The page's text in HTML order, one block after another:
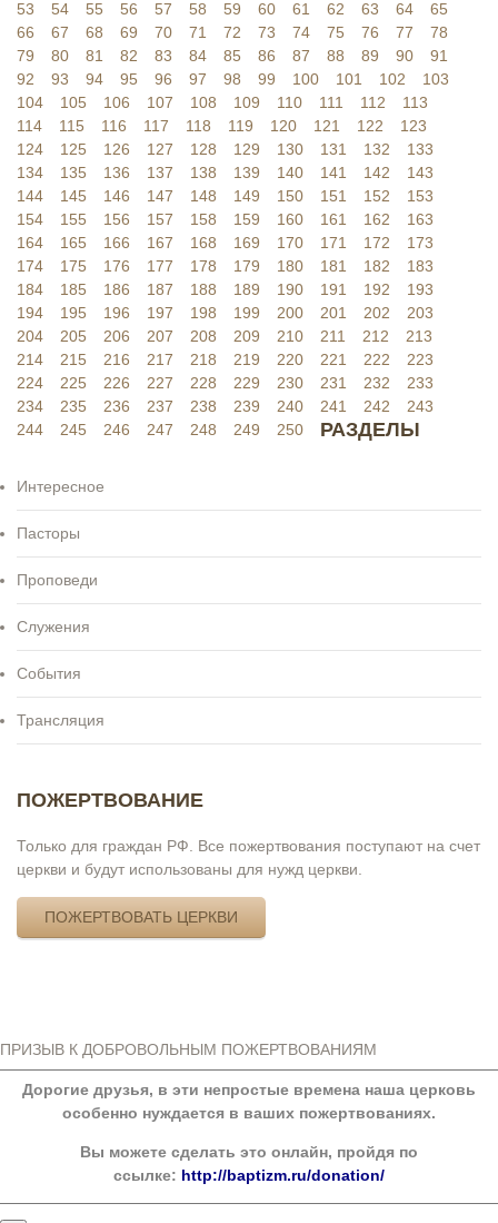
53 54 55 56 57 58 59 60 61 62 63 64
65
66
67 68 69 70 71 72 73 74 75 76 77
78
79
80 81 82 83 84 85 86 87 88 89 90
91
92
93 94 95 96 97 98 99 100 101 102
103
104
105 106 107 108 109 110 111 112
113
114
115 116 117 118 119 120 121 122
123
124
125 126 127 128 129 130 131 132
133
134
135 136 137 138 139 140 141 142
143
144
145 146 147 148 149 150 151 152
153
154
155 156 157 158 159 160 161 162
163
164
165 166 167 168 169 170 171 172
173
174
175 176 177 178 179 180 181 182
183
184
185 186 187 188 189 190 191 192
193
194
195 196 197 198 199 200 201 202
203
204
205 206 207 208 209 210 211 212
213
214
215 216 217 218 219 220 221 222
223
224
225 226 227 228 229 230 231 232
233
234
235 236 237 238 239 240 241 242
243
244
245 246 247 248 249 250 РАЗДЕЛЫ
Интересное
Пасторы
Проповеди
Служения
События
Трансляция
ПОЖЕРТВОВАНИЕ
Только для граждан РФ. Все пожертвования поступают на счет
церкви и будут использованы для нужд церкви.
ПОЖЕРТВОВАТЬ ЦЕРКВИ
ПРИЗЫВ К ДОБРОВОЛЬНЫМ ПОЖЕРТВОВАНИЯМ
Дорогие друзья, в эти непростые времена наша церковь
особенно нуждается в ваших пожертвованиях.
Вы можете сделать это онлайн, пройдя по
ссылке: http://baptizm.ru/donation/